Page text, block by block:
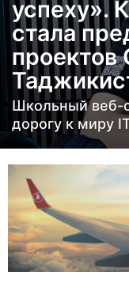
а
н
а
з
а
д
3
г
д
а
н
а
успеху».
стала
проектов
Школьный веб-
дорогу к миру